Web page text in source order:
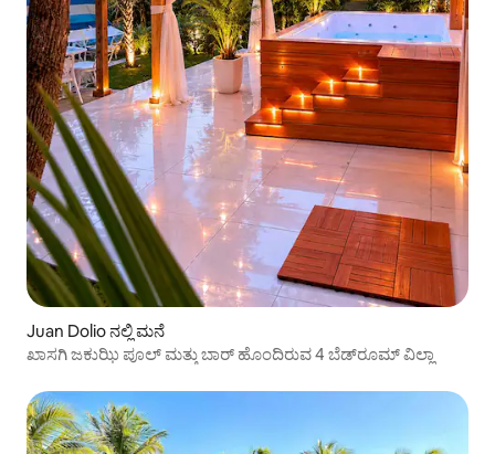
Juan Dolio ನಲ್ಲಿ ಮನೆ
ಖಾಸಗಿ ಜಕುಝಿ ಪೂಲ್ ಮತ್ತು ಬಾರ್ ಹೊಂದಿರುವ 4 ಬೆಡ್‌ರೂಮ್ ವಿಲ್ಲಾ